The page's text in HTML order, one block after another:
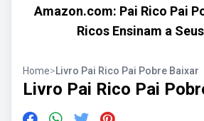
Amazon.com: Pai Rico Pai
Ricos Ensinam a
Home>Livro Pai Rico Pai Pobre Baixar
Livro Pai Rico Pai